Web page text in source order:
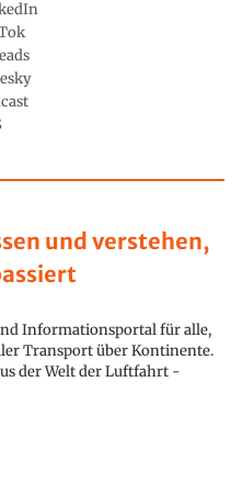
und verstehen,
Informationsportal für alle,
Transport über Kontinente.
der Welt der Luftfahrt -